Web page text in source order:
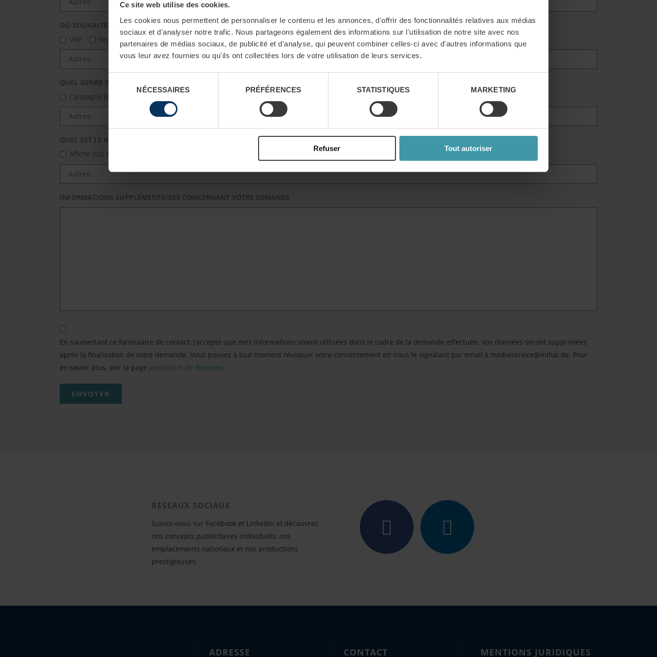
Ce site web utilise des cookies.
Les cookies nous permettent de personnaliser le contenu et les annonces, d'offrir des fonctionnalités relatives aux médias
sociaux et d'analyser notre trafic. Nous partageons également des informations sur l'utilisation de notre site avec nos
partenaires de médias sociaux, de publicité et d'analyse, qui peuvent combiner celles-ci avec d'autres informations que
vous leur avez fournies ou qu'ils ont collectées lors de votre utilisation de leurs services.
consentement
NÉCESSAIRES PRÉFÉRENCES STATISTIQUES MARKETING
Refuser Tout autoriser
OÙ SOUHAITEZ-VOUS FAIRE VOTRE PUBLICITÉ?
Ville
Région / Arrondissement Bundesland / Département Au niveau national en Allemagne Veuillez me conseiller
QUEL GENRE DE PUBLICITÉ SOUHAITEZ-VOUS?
Campagne publicitaire
QUEL EST LE MATÉRIEL PUBLICITAIRE DE VOTRE CHOIX?
Affiche (out of home)
Publicité numérique Veuillez me conseiller
INFORMATIONS SUPPLÉMENTAIRES CONCERNANT VOTRE DEMANDE
En soumettant ce formulaire de contact, j’accepte que mes informations soient utilisées dans le cadre de la demande effectuée. Vos données seront supprimées
après la finalisation de votre demande. Vous pouvez à tout moment révoquer votre consentement en nous le signalant par email à mediaservice@mihai.de. Pour
en savoir plus, voir la page protéction de données.
RESEAUX SOCIAUX
Suivez-nous sur Facebook et LinkedIn et découvrez
nos concepts publicitaires individuels, nos
emplacements nationaux et nos productions
prestigieuses.
ADRESSE CONTACT MENTIONS JURIDIQUES